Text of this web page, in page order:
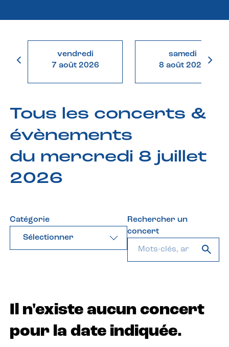
vendredi
7 août 2026
samedi
8 août 2026
Tous les concerts &
évènements
du mercredi 8 juillet
2026
Catégorie
Sélectionner
Rechercher un
concert
Il n'existe aucun concert
pour la date indiquée.